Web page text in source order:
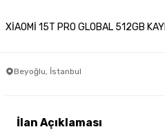
XİAOMİ 15T PRO GLOBAL 512GB
Beyoğlu, İstanbul
İlan Açıklaması